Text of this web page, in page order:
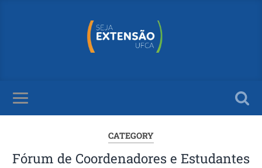
CATEGORY
Fórum de Coordenadores e Estudantes